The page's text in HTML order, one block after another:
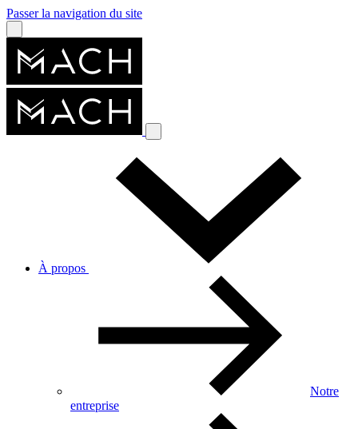
Passer la navigation du site
À propos
Notre
entreprise